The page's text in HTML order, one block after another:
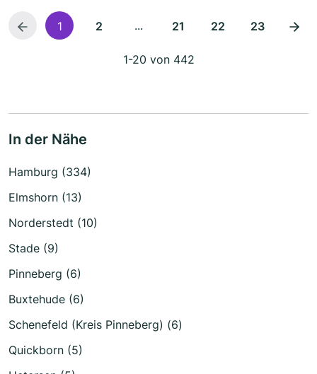
1 2 ... 21 22 23
1-20 von 442
In der Nähe
Hamburg (334)
Elmshorn (13)
Norderstedt (10)
Stade (9)
Pinneberg (6)
Buxtehude (6)
Schenefeld (Kreis Pinneberg) (6)
Quickborn (5)